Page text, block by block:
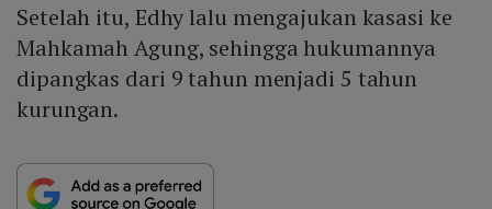
Setelah itu, Edhy lalu mengajukan kasasi ke
Mahkamah Agung, sehingga hukumannya
dipangkas dari 9 tahun menjadi 5 tahun
kurungan.